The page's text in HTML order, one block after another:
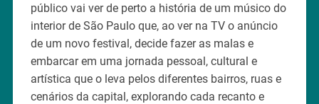
público vai ver de perto a história de um músico do
interior de São Paulo que, ao ver na TV o anúncio
de um novo festival, decide fazer as malas e
embarcar em uma jornada pessoal, cultural e
artística que o leva pelos diferentes bairros, ruas e
cenários da capital, explorando cada recanto e